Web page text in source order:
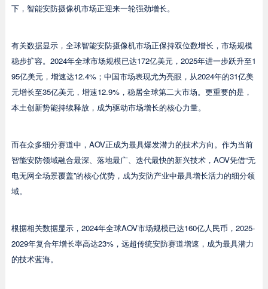
下，智能安防摄像机市场正迎来一轮强劲增长。
有关数据显示，全球智能安防摄像机市场正保持双位数增长，市场规模
稳步扩容。2024年全球市场规模已达172亿美元，2025年进一步跃升至1
95亿美元，增速达12.4%；中国市场表现尤为亮眼，从2024年的31亿美
元增长至35亿美元，增速12.9%，稳居全球第二大市场。更重要的是，
本土创新势能持续释放，成为驱动市场增长的核心力量。
而在众多细分赛道中，AOV正成为最具爆发潜力的技术方向。作为当前
智能安防领域融合最深、落地最广、迭代最快的新兴技术，AOV凭借“无
电无网全场景覆盖”的核心优势，成为安防产业中最具增长活力的细分领
域。
根据相关数据显示，2024年全球AOV市场规模已达160亿人民币，2025-
2029年复合年增长率高达23%，远超传统安防赛道增速，成为最具潜力
的技术蓝海。